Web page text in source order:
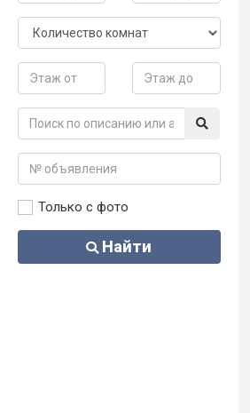
Только с фото
Найти